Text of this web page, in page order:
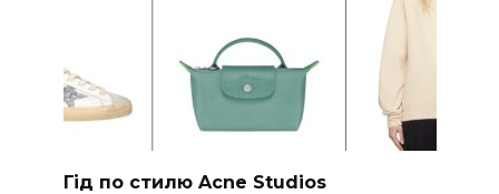
Гід по стилю Acne Studios